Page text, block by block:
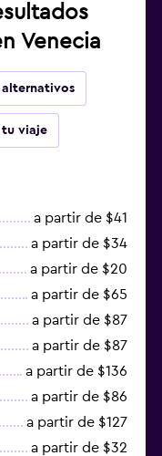
Venecia
viaje
a partir de $41
a partir de $34
a partir de $20
a partir de $65
a partir de $87
a partir de $87
a partir de $136
a partir de $86
a partir de $127
a partir de $32